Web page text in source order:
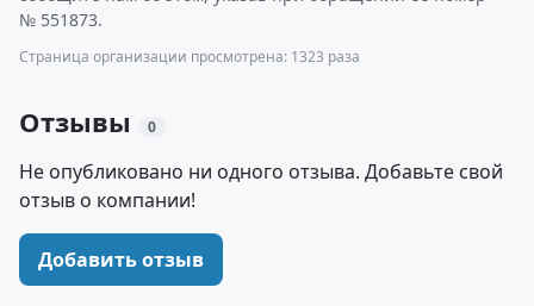
№ 551873.
Страница организации просмотрена: 1323 раза
Отзывы 0
Не опубликовано ни одного отзыва. Добавьте свой
отзыв о компании!
Добавить отзыв